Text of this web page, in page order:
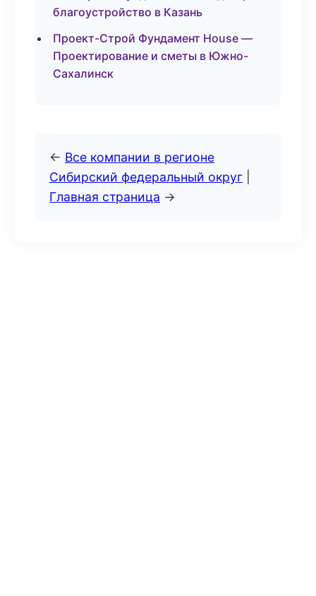
благоустройство в Казань
Проект-Строй Фундамент House —
Проектирование и сметы в Южно-
Сахалинск
← Все компании в регионе
Сибирский федеральный округ
Главная страница →